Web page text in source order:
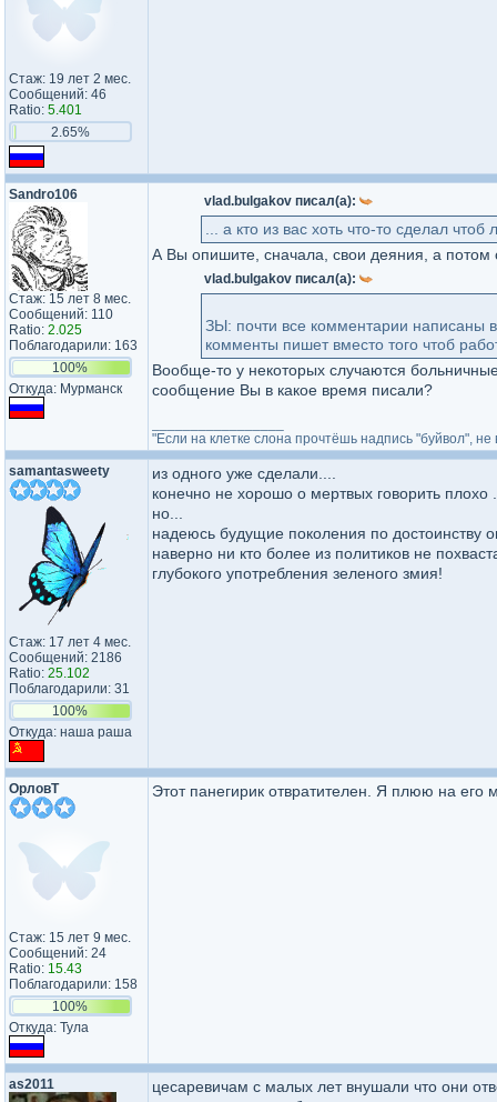
Стаж: 19 лет 2 мес.
Сообщений: 46
Ratio: 5.401
2.65%
Sandro106
Стаж: 15 лет 8 мес.
Сообщений: 110
Ratio: 2.025
Поблагодарили: 163
100%
Откуда: Мурманск
vlad.bulgakov писал(а):
... а кто из вас хоть что-то сделал
А Вы опишите, сначала, свои деяния, а потом
vlad.bulgakov писал(а):
ЗЫ: почти все комментарии написаны
комменты пишет вместо того чтоб
Вообще-то у некоторых случаются
сообщение Вы в какое время писали?
"Если на клетке слона прочтёшь надпись "буйвол",
samantasweety
Стаж: 17 лет 4 мес.
Сообщений: 2186
Ratio: 25.102
Поблагодарили: 31
100%
Откуда: наша раша
из одного уже сделали....
конечно не хорошо о мертвых говорить плохо
но...
надеюсь будущие поколения по достоинству
наверно ни кто более из политиков не
глубокого употребления зеленого змия!
ОрловТ
Стаж: 15 лет 9 мес.
Сообщений: 24
Ratio: 15.43
Поблагодарили: 158
100%
Откуда: Тула
Этот панегирик отвратителен. Я плюю на его
as2011
цесаревичам с малых лет внушали что они